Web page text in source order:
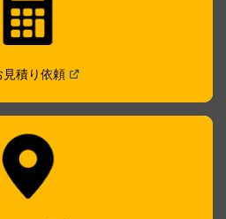
積り依頼( Open in a new window